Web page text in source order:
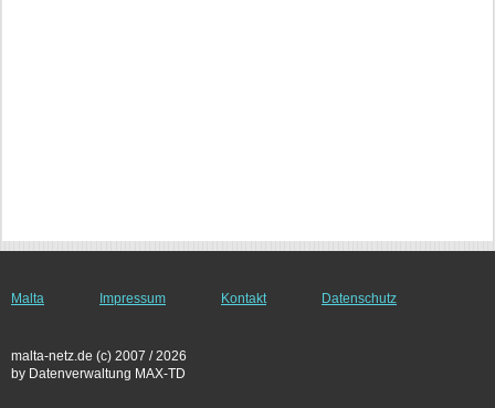
Malta Impressum Kontakt Datenschutz
malta-netz.de (c) 2007 / 2026
by Datenverwaltung MAX-TD